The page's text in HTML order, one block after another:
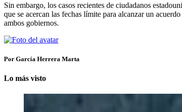
Sin embargo, los casos recientes de ciudadanos
que se acercan las fechas límite para alcanzar un
ambos gobiernos.
Por García Herrera Marta
Lo más visto